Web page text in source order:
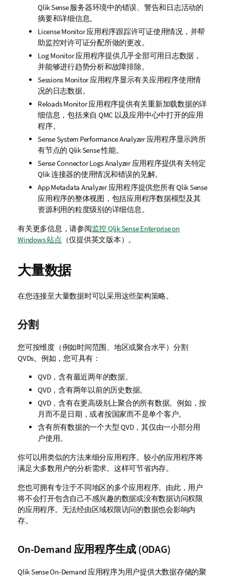
Qlik Sense服务器环境中的错误、警告和日志活动的
摘要和详细信息。
License Monitor应用程序跟踪许可证使用情况，并帮
助监控对许可证分配所做的更改。
Log Monitor应用程序提供几乎全部可用日志数据，
并能够进行趋势分析和故障排除。
Sessions Monitor应用程序显示有关应用程序使用情
况的日志数据。
Reloads Monitor应用程序提供有关重新加载数据的详
细信息，包括来自 QMC 以及应用中心中打开的应用
程序。
Sense System Performance Analyzer应用程序显示跨所
有节点的 Qlik Sense性能。
Sense Connector Logs Analyzer应用程序提供有关特定
Qlik连接器的使用情况和错误的见解。
App Metadata Analyzer应用程序提供您所有Qlik Sense
应用程序的整体视图，包括应用程序数据模型及其
资源利用的粒度级别的详细信息。
有关更多信息，请参阅监控Qlik Sense Enterprise on
Windows站点 （仅提供英文版本） 。
大量数据
在您连接至大量数据时可以采用这些架构策略。
分割
您可按维度（例如时间范围、地区或聚合水平）分割
QVDs。例如，您可具有：
QVD，含有最近两年的数据。
QVD，含有两年以前的历史数据。
QVD，含有在更高级别上聚合的所有数据。例如，按
月而不是日期，或者按国家而不是单个客户。
含有所有数据的一个大型QVD，其仅由一小部分用
户使用。
你可以用类似的方法来细分应用程序。较小的应用程序将
满足大多数用户的分析需求。这样可节省内存。
您也可拥有专注于不同地区的多个应用程序。由此，用户
将不会打开包含自己不感兴趣的数据或没有数据访问权限
的应用程序。无法经由区域权限访问的数据也会影响内
存。
On-Demand 应用程序生成 (ODAG)
Qlik SenseOn-Demand 应用程序为用户提供大数据存储的聚